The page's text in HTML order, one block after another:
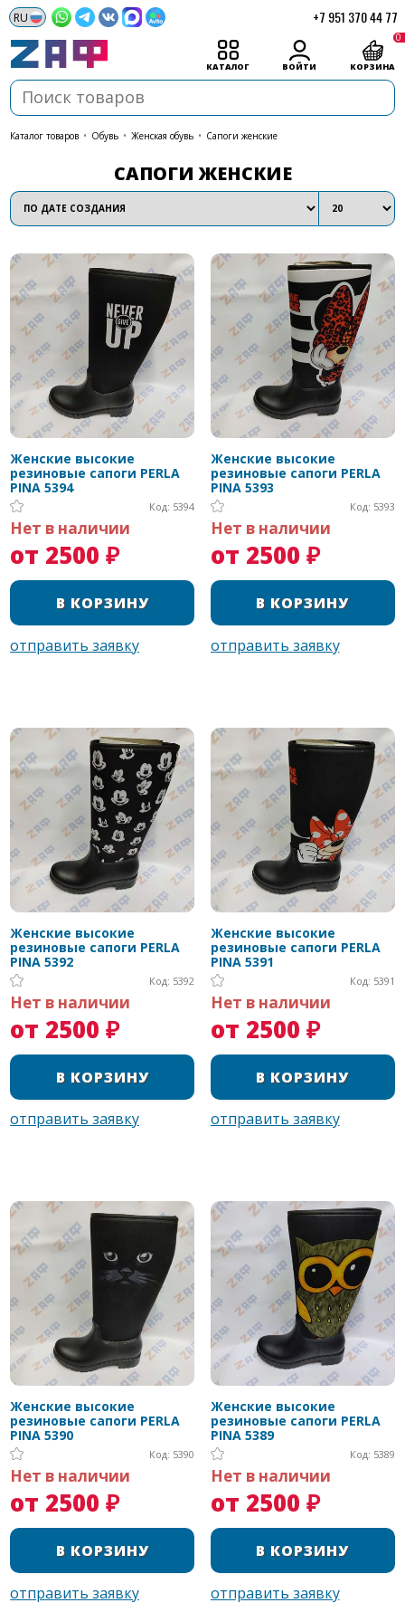
+7 951 370 44 77
КАТАЛОГ ВОЙТИ КОРЗИНА
0
каталог товаров • Обувь • Женская обувь • Сапоги женские
САПОГИ ЖЕНСКИЕ
Женские высокие
резиновые сапоги PERLA
PINA 5394
Код: 5394
Нет в наличии
от 2500 ₽
Женские высокие
резиновые сапоги PERLA
PINA 5393
Код: 5393
Нет в наличии
от 2500 ₽
Женские высокие
резиновые сапоги PERLA
PINA 5392
Код: 5392
Нет в наличии
от 2500 ₽
Женские высокие
резиновые сапоги PERLA
PINA 5391
Код: 5391
Нет в наличии
от 2500 ₽
Женские высокие
резиновые сапоги PERLA
PINA 5390
Код: 5390
Нет в наличии
от 2500 ₽
Женские высокие
резиновые сапоги PERLA
PINA 5389
Код: 5389
Нет в наличии
от 2500 ₽